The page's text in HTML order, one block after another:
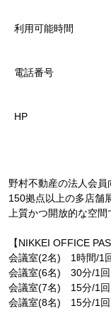
利用可能時間
電話番号
HP
野村不動産の法人会
150拠点以上の多店舗
上質かつ開放的な空間
【NIKKEI OFFICE
会議室(2名) 1時間/1
会議室(6名) 30分/1回
会議室(7名) 15分/1回
会議室(8名) 15分/1回